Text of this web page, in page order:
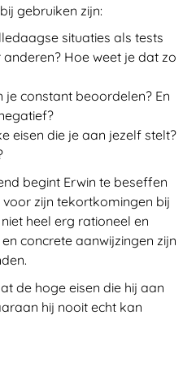
gebruiken zijn:
situaties als tests
Hoe weet je dat zo
je constant beoordelen? En
eisen die je aan jezelf stelt?
begint Erwin te beseffen
voor zijn tekortkomingen bij
heel erg rationeel en
concrete aanwijzingen zijn
de hoge eisen die hij aan
hij nooit echt kan